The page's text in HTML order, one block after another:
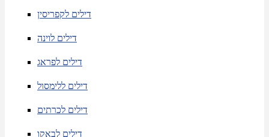
דילים לקפריסין
דילים לוינה
דילים לפראג
דילים ללימסול
דילים לכרתים
דילים לבאקו